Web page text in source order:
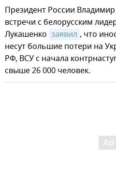
Президент России
встречи с белорусским
Лукашенко заявил , что
несут большие потери на
РФ, ВСУ с начала
свыше 26 000 человек.